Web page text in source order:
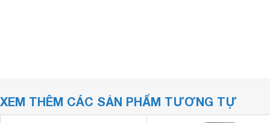
XEM THÊM CÁC SẢN PHẨM TƯƠNG TỰ